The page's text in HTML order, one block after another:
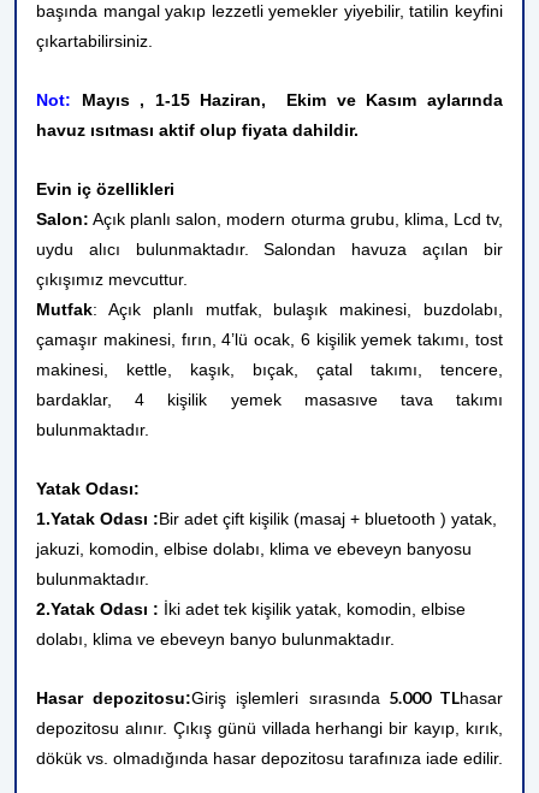
başında mangal yakıp lezzetli yemekler yiyebilir, tatilin keyfini
çıkartabilirsiniz.
Not: Mayıs , 1-15 Haziran, Ekim ve Kasım aylarında
havuz ısıtması aktif olup fiyata dahildir.
Evin iç özellikleri
Salon: Açık planlı salon, modern oturma grubu, klima, Lcd tv,
uydu alıcı bulunmaktadır. Salondan havuza açılan bir
çıkışımız mevcuttur.
Mutfak: Açık planlı mutfak, bulaşık makinesi, buzdolabı,
çamaşır makinesi, fırın, 4’lü ocak, 6 kişilik yemek takımı, tost
makinesi, kettle, kaşık, bıçak, çatal takımı, tencere,
bardaklar, 4 kişilik yemek masasıve tava takımı
bulunmaktadır.
Yatak Odası:
1.Yatak Odası :Bir adet çift kişilik (masaj + bluetooth ) yatak,
jakuzi, komodin, elbise dolabı, klima ve ebeveyn banyosu
bulunmaktadır.
2.Yatak Odası : İki adet tek kişilik yatak, komodin, elbise
dolabı, klima ve ebeveyn banyo bulunmaktadır.
Hasar depozitosu:Giriş işlemleri sırasında 5.000 TLhasar
depozitosu alınır. Çıkış günü villada herhangi bir kayıp, kırık,
dökük vs. olmadığında hasar depozitosu tarafınıza iade edilir.